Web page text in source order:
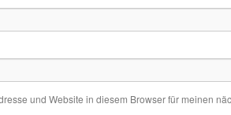
und Website in diesem Browser für meinen